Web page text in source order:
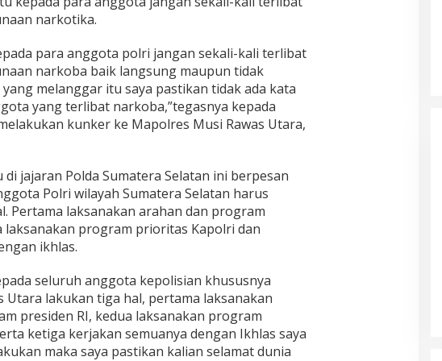
narkotika.
para anggota polri jangan sekali-kali terlibat
narkoba baik langsung maupun tidak
yang melanggar itu saya pastikan tidak ada kata
yang terlibat narkoba,”tegasnya kepada
kunker ke Mapolres Musi Rawas Utara,
jajaran Polda Sumatera Selatan ini berpesan
Polri wilayah Sumatera Selatan harus
Pertama laksanakan arahan dan program
laksanakan program prioritas Kapolri dan
ikhlas.
seluruh anggota kepolisian khususnya
Utara lakukan tiga hal, pertama laksanakan
presiden RI, kedua laksanakan program
ketiga kerjakan semuanya dengan Ikhlas saya
maka saya pastikan kalian selamat dunia